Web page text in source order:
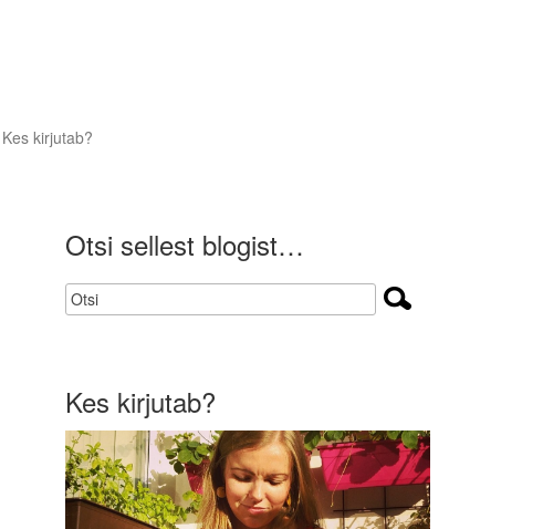
Kes kirjutab?
Otsi sellest blogist…
Kes kirjutab?